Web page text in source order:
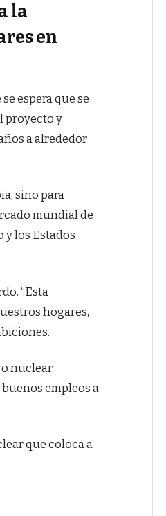
la
en
espera que se
proyecto y
a alrededor
sino para
mundial de
y los Estados
“Esta
hogares,
nuclear,
empleos a
que coloca a